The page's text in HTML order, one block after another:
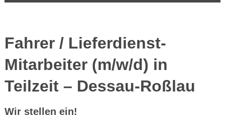
Fahrer / Lieferdienst-
Mitarbeiter (m/w/d) in
Teilzeit – Dessau-Roßlau
Wir stellen ein!